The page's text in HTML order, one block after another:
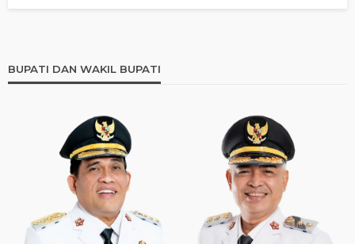
BUPATI DAN WAKIL BUPATI